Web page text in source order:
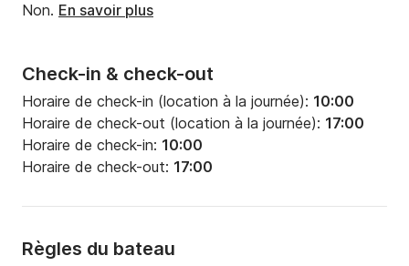
Check-in & check-out
Horaire de check-in (location à la journée): 10:00
Horaire de check-out (location à la journée): 17:00
Horaire de check-in: 10:00
Horaire de check-out: 17:00
Règles du bateau
Non. En savoir plus